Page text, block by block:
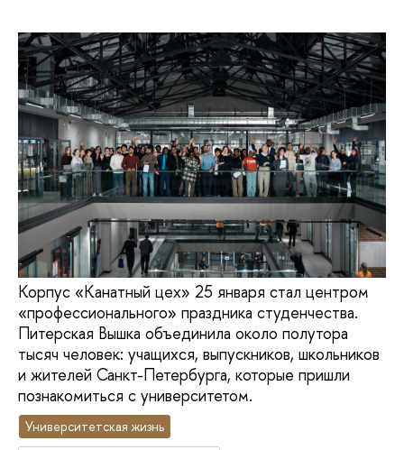
Корпус «Канатный цех» 25 января стал центром
«профессионального» праздника студенчества.
Питерская Вышка объединила около полутора
тысяч человек: учащихся, выпускников, школьников
и жителей Санкт-Петербурга, которые пришли
познакомиться с университетом.
Университетская жизнь